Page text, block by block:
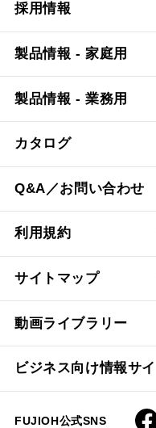
採用情報
製品情報 - 家庭用
製品情報 - 業務用
カタログ
Q&A／お問い合わせ
利用規約
サイトマップ
動画ライブラリー
ビジネス向け情報サ
FUJIOH公式SNS